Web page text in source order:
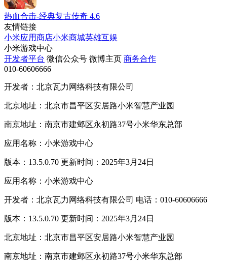
热血合击-经典复古传奇 4.6
友情链接
小米应用商店小米商城英雄互娱
小米游戏中心
开发者平台 微信公众号 微博主页 商务合作
010-60606666
开发者：北京瓦力网络科技有限公司
北京地址：北京市昌平区安居路小米智慧产业园
南京地址：南京市建邺区永初路37号小米华东总部
应用名称：小米游戏中心
版本：13.5.0.70 更新时间：2025年3月24日
应用名称：小米游戏中心
开发者：北京瓦力网络科技有限公司 电话：010-60606666
版本：13.5.0.70 更新时间：2025年3月24日
北京地址：北京市昌平区安居路小米智慧产业园
南京地址：南京市建邺区永初路37号小米华东总部